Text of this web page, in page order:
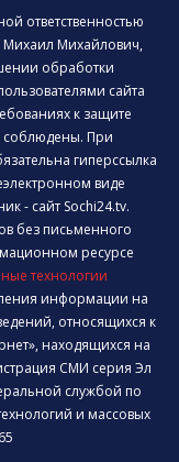
ответственностью
Михаил Михайлович,
обработки
сайта
к защите
соблюдены. При
гиперссылка
виде
- сайт Sochi24.tv.
без письменного
ресурсе
технологии
информации на
относящихся к
находящихся на
СМИ серия Эл
службой по
и массовых